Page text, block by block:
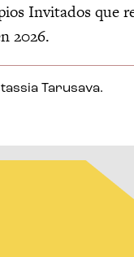
Invitados que
2026.
Tarusava.